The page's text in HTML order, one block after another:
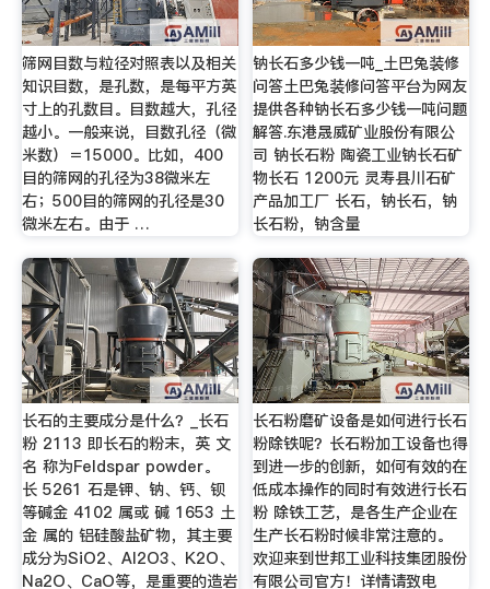
筛网目数与粒径对照表以及相关
知识目数，是孔数，是每平方英
寸上的孔数目。目数越大，孔径
越小。一般来说，目数孔径（微
米数）＝15000。比如，400
目的筛网的孔径为38微米左
右；500目的筛网的孔径是30
微米左右。由于 …
钠长石多少钱一吨_土巴兔装修
问答土巴兔装修问答平台为网友
提供各种钠长石多少钱一吨问题
解答.东港晟威矿业股份有限公
司 钠长石粉 陶瓷工业钠长石矿
物长石 1200元 灵寿县川石矿
产品加工厂 长石，钠长石，钠
长石粉，钠含量
长石的主要成分是什么？_长石
粉 2113 即长石的粉末，英 文
名 称为Feldspar powder。
长 5261 石是钾、钠、钙、钡
等碱金 4102 属或 碱 1653 土
金 属的 铝硅酸盐矿物，其主要
成分为SiO2、Al2O3、K2O、
Na2O、CaO等，是重要的造岩
长石粉磨矿设备是如何进行长石
粉除铁呢？长石粉加工设备也得
到进一步的创新，如何有效的在
低成本操作的同时有效进行长石
粉 除铁工艺，是各生产企业在
生产长石粉时候非常注意的。
欢迎来到世邦工业科技集团股份
有限公司官方！详情请致电